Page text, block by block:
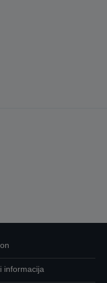
informacija